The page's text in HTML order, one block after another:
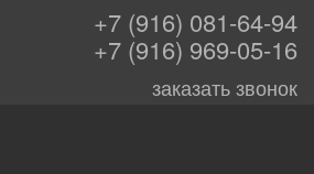
+7 (916) 081-64-94
+7 (916) 969-05-16
заказать звонок